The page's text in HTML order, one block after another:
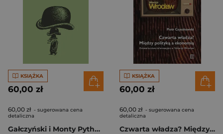
KSIĄŻKA
60,00 zł
60,00 zł - sugerowana cena
detaliczna
Gałczyński i Monty Python?
KSIĄŻKA
60,00 zł
60,00 zł - sugerowana cena
detaliczna
Czwarta władza? Między polityką a ekonomią